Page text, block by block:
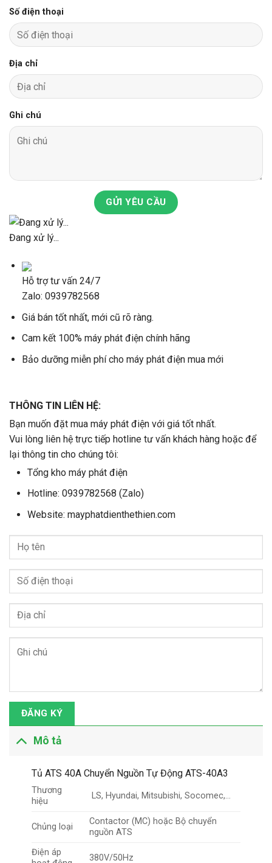
Số điện thoại
Địa chỉ
Ghi chú
GỬI YÊU CẦU
Đang xử lý...
Hỗ trợ tư vấn 24/7
Zalo: 0939782568
Giá bán tốt nhất, mới cũ rõ ràng.
Cam kết 100% máy phát điện chính hãng
Bảo dưỡng miễn phí cho máy phát điện mua mới
THÔNG TIN LIÊN HỆ:
Bạn muốn đặt mua máy phát điện với giá tốt nhất.
Vui lòng liên hệ trực tiếp hotline tư vấn khách hàng hoặc để
lại thông tin cho chúng tôi:
Tổng kho máy phát điện
Hotline: 0939782568 (Zalo)
Website: mayphatdienthethien.com
ĐĂNG KÝ
Mô tả
Tủ ATS 40A Chuyển Nguồn Tự Động ATS-40A3
Thương
hiệu
LS, Hyundai, Mitsubishi, Socomec,…
Chủng loại
Contactor (MC) hoặc Bộ chuyển
nguồn ATS
Điện áp
380V/50Hz